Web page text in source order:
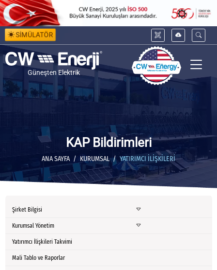
SİMÜLATÖR
Güneşten Elektrik
KAP Bildirimleri
ANA SAYFA KURUMSAL YATIRIMCI İLIŞKILERI
Şirket Bilgisi
Kurumsal Yönetim
Yatırımcı İlişkileri Takvimi
Mali Tablo ve Raporlar